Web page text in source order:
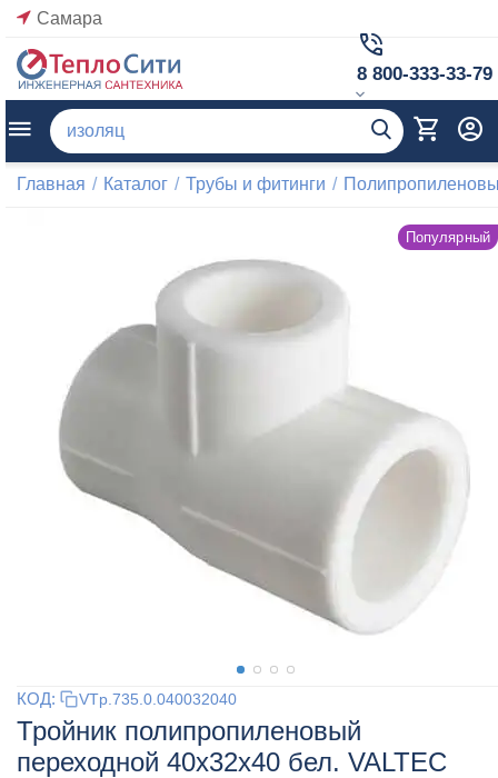
Самара
8 800-333-33-79
Главная / Каталог / Трубы и фитинги /
Популярный
КОД: VTp.735.0.040032040
Тройник полипропиленовый
переходной 40x32x40 бел. VALTEC